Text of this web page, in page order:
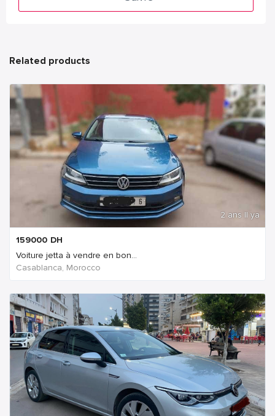
Related products
2 ans Il ya
159000 DH
Voiture jetta à vendre en bon...
Casablanca, Morocco